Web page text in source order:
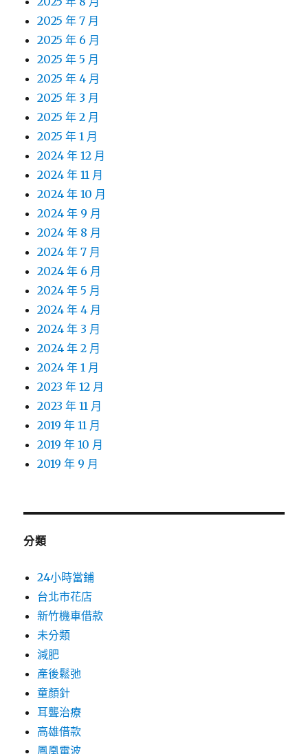
2025 年 7 月
2025 年 6 月
2025 年 5 月
2025 年 4 月
2025 年 3 月
2025 年 2 月
2025 年 1 月
2024 年 12 月
2024 年 11 月
2024 年 10 月
2024 年 9 月
2024 年 8 月
2024 年 7 月
2024 年 6 月
2024 年 5 月
2024 年 4 月
2024 年 3 月
2024 年 2 月
2024 年 1 月
2023 年 12 月
2023 年 11 月
2019 年 11 月
2019 年 10 月
2019 年 9 月
分類
24小時當鋪
台北市花店
新竹機車借款
未分類
減肥
產後鬆弛
童顏針
耳聾治療
高雄借款
鳳凰電波